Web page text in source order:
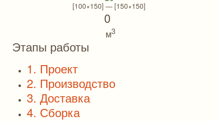
[100×150] — [150×150]
0
м3
Этапы работы
1. Проект
2. Производство
3. Доставка
4. Сборка